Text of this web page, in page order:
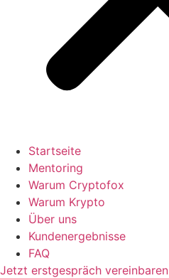
Startseite
Mentoring
Warum Cryptofox
Warum Krypto
Über uns
Kundenergebnisse
FAQ
Jetzt erstgespräch vereinbaren